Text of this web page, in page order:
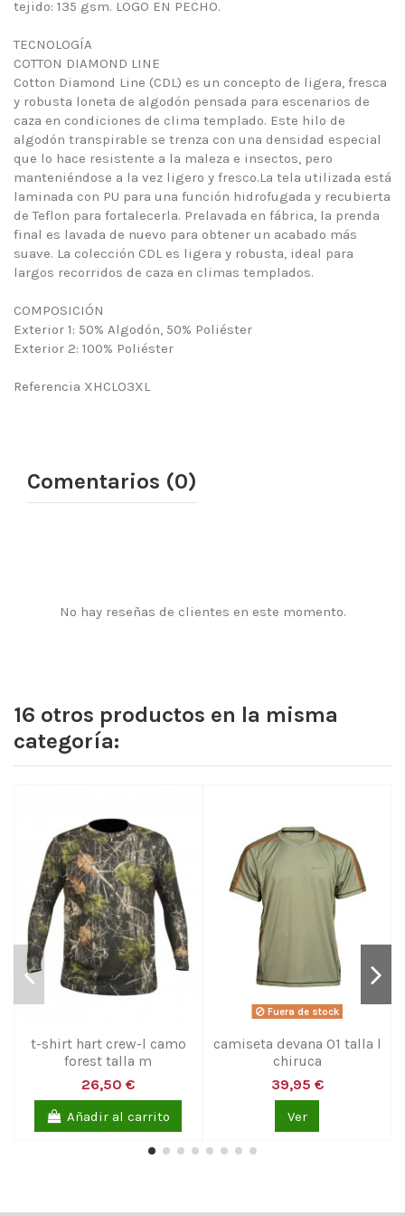
tejido: 135 gsm. LOGO EN PECHO.
TECNOLOGÍA
COTTON DIAMOND LINE
Cotton Diamond Line (CDL) es un concepto de ligera, fresca
y robusta loneta de algodón pensada para escenarios de
caza en condiciones de clima templado. Este hilo de
algodón transpirable se trenza con una densidad especial
que lo hace resistente a la maleza e insectos, pero
manteniéndose a la vez ligero y fresco.La tela utilizada está
laminada con PU para una función hidrofugada y recubierta
de Teflon para fortalecerla. Prelavada en fábrica, la prenda
final es lavada de nuevo para obtener un acabado más
suave. La colección CDL es ligera y robusta, ideal para
largos recorridos de caza en climas templados.
COMPOSICIÓN
Exterior 1: 50% Algodón, 50% Poliéster
Exterior 2: 100% Poliéster
Referencia XHCLO3XL
Comentarios (0)
No hay reseñas de clientes en este momento.
16 otros productos en la misma
categoría:
t-shirt hart crew-l camo
forest talla m
26,50 €
Añadir al carrito
Fuera de stock
camiseta devana 01 talla l
chiruca
39,95 €
Ver